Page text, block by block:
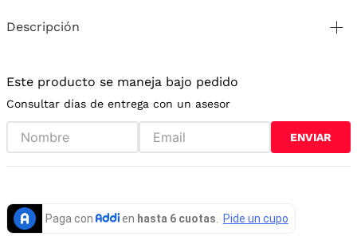
Descripción
Este producto se maneja bajo pedido
Consultar días de entrega con un asesor
ENVIAR